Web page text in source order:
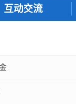
互动交流